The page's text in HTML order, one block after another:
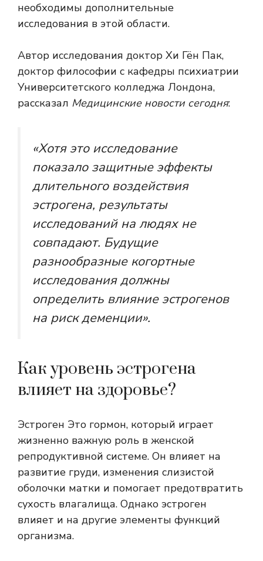
необходимы дополнительные
исследования в этой области.
Автор исследования доктор Хи Гён Пак,
доктор философии с кафедры психиатрии
Университетского колледжа Лондона,
рассказал Медицинские новости сегодня:
«Хотя это исследование
показало защитные эффекты
длительного воздействия
эстрогена, результаты
исследований на людях не
совпадают. Будущие
разнообразные когортные
исследования должны
определить влияние эстрогенов
на риск деменции».
Как уровень эстрогена
влияет на здоровье?
Эстроген Это гормон, который играет
жизненно важную роль в женской
репродуктивной системе. Он влияет на
развитие груди, изменения слизистой
оболочки матки и помогает предотвратить
сухость влагалища. Однако эстроген
влияет и на другие элементы функций
организма.